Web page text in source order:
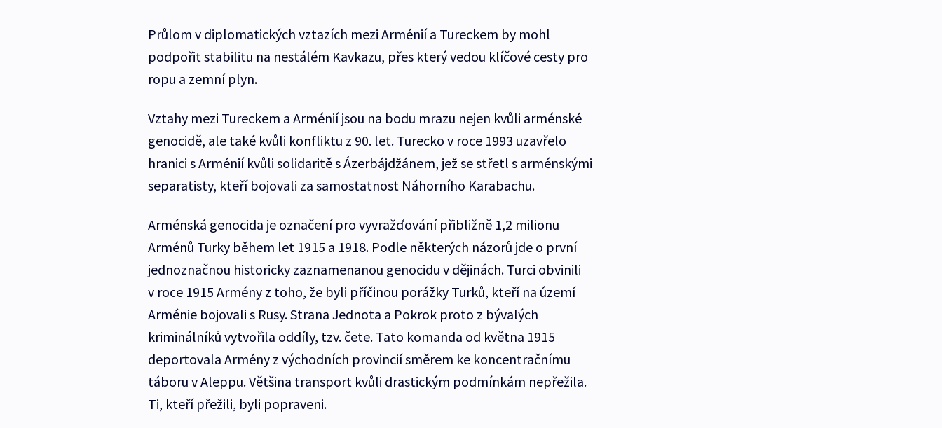
Průlom v diplomatických vztazích mezi Arménií a Tureckem by mohl
podpořit stabilitu na nestálém Kavkazu, přes který vedou klíčové cesty pro
ropu a zemní plyn.
Vztahy mezi Tureckem a Arménií jsou na bodu mrazu nejen kvůli arménské
genocidě, ale také kvůli konfliktu z 90. let. Turecko v roce 1993 uzavřelo
hranici s Arménií kvůli solidaritě s Ázerbájdžánem, jež se střetl s arménskými
separatisty, kteří bojovali za samostatnost Náhorního Karabachu.
Arménská genocida je označení pro vyvražďování přibližně 1,2 milionu
Arménů Turky během let 1915 a 1918. Podle některých názorů jde o první
jednoznačnou historicky zaznamenanou genocidu v dějinách. Turci obvinili
v roce 1915 Armény z toho, že byli příčinou porážky Turků, kteří na území
Arménie bojovali s Rusy. Strana Jednota a Pokrok proto z bývalých
kriminálníků vytvořila oddíly, tzv. čete. Tato komanda od května 1915
deportovala Armény z východních provincií směrem ke koncentračnímu
táboru v Aleppu. Většina transport kvůli drastickým podmínkám nepřežila.
Ti, kteří přežili, byli popraveni.